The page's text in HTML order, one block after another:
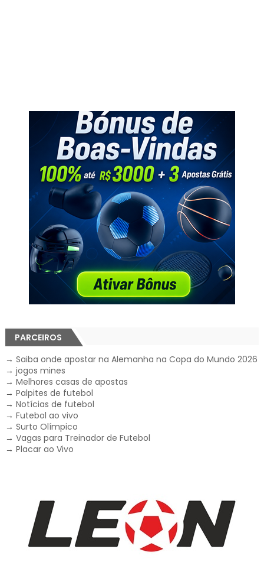
PARCEIROS
→ Saiba onde apostar na Alemanha na Copa do Mundo 2026
→ jogos mines
→ Melhores casas de apostas
→ Palpites de futebol
→ Notícias de futebol
→ Futebol ao vivo
→ Surto Olímpico
→ Vagas para Treinador de Futebol
→ Placar ao Vivo